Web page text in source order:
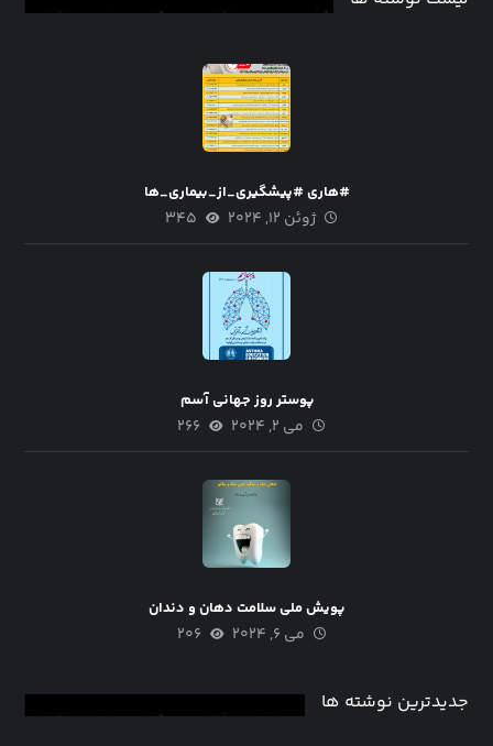
#هاری #پیشگیری_از_بیماری_ها
ژوئن ۱۲, ۲۰۲۴ ۳۴۵
پوستر روز جهانی آسم
می ۲, ۲۰۲۴ ۲۶۶
پویش ملی سلامت دهان و دندان
می ۶, ۲۰۲۴ ۲۰۶
جدیدترین نوشته ها